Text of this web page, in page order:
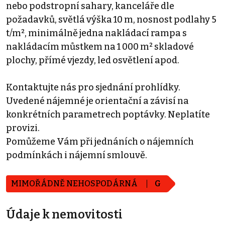
nebo podstropní sahary, kanceláře dle
požadavků, světlá výška 10 m, nosnost podlahy 5
t/m², minimálně jedna nakládací rampa s
nakládacím můstkem na 1 000 m² skladové
plochy, přímé vjezdy, led osvětlení apod.
Kontaktujte nás pro sjednání prohlídky.
Uvedené nájemné je orientační a závisí na
konkrétních parametrech poptávky. Neplatíte
provizi.
Pomůžeme Vám při jednáních o nájemních
podmínkách i nájemní smlouvě.
MIMOŘÁDNĚ NEHOSPODÁRNÁ G
Údaje k nemovitosti